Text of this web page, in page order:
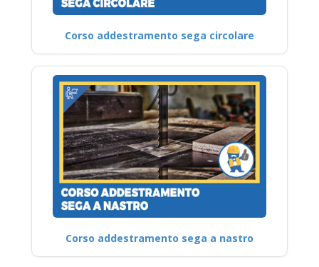
Corso addestramento sega circolare
Corso addestramento sega a nastro